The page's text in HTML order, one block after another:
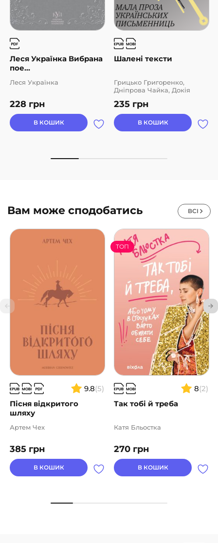
Леся Українка Вибрана
пое...
228 грн
Леся Українка
В КОШИК
Шалені тексти
235 грн
Грицько Григоренко,
Дніпрова Чайка, Докія
Ярошинська, Ірина Вільде,
Левкова Анастасія, Леся
Українка, Марія Галич,
Надія Кибальчич, Наталка
Андрухович, Юлія Іллюха
В КОШИК
Вам може сподобатись ВСІ
9.8(5)
Пісня відкритого
шляху
385 грн
Артем Чех
В КОШИК
8(2)
Так тобі й треба
ТОП
270 грн
Катя Бльостка
В КОШИК